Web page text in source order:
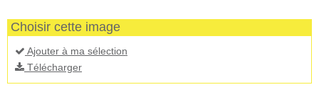
Choisir cette image
Ajouter à ma sélection
Télécharger